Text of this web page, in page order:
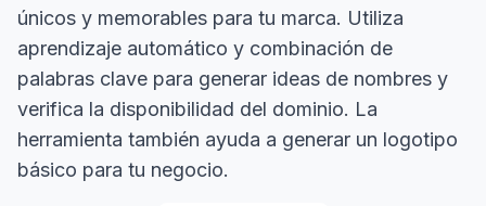
únicos y memorables para tu marca. Utiliza
aprendizaje automático y combinación de
palabras clave para generar ideas de nombres y
verifica la disponibilidad del dominio. La
herramienta también ayuda a generar un logotipo
básico para tu negocio.